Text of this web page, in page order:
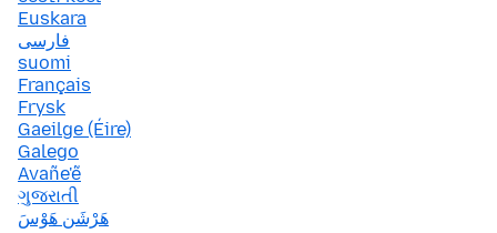
Euskara
فارسی
suomi
Français
Frysk
Gaeilge (Éire)
Galego
Avañe'ẽ
ગુજરાતી
هَرْشَن هَوْسَ